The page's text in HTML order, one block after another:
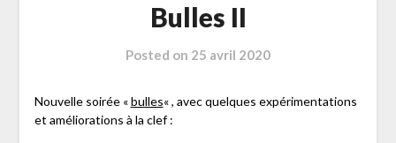
Bulles II
Posted on 25 avril 2020
Nouvelle soirée «bulles« , avec quelques expérimentations
et améliorations à la clef :